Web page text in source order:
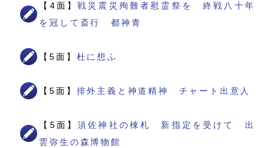
【4面】戦災震災殉難者慰霊祭を 終戦八十年
を冠して斎行 都神青
【5面】 杜に想ふ
【5面】 排外主義と神道精神 チャート出意人
【5面】須佐神社の棟札 新指定を受けて 出
雲弥生の森博物館